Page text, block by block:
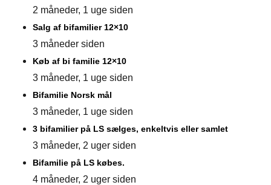
2 måneder, 1 uge siden
Salg af bifamilier 12×10
3 måneder siden
Køb af bi familie 12×10
3 måneder, 1 uge siden
Bifamilie Norsk mål
3 måneder, 1 uge siden
3 bifamilier på LS sælges, enkeltvis eller samlet
3 måneder, 2 uger siden
Bifamilie på LS købes.
4 måneder, 2 uger siden